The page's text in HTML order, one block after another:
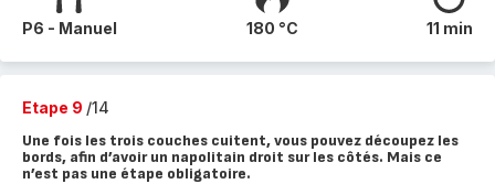
P6 - Manuel 180 °C 11 min
Etape 9 /14
Une fois les trois couches cuitent, vous pouvez découpez les
bords, afin d’avoir un napolitain droit sur les côtés. Mais ce
n’est pas une étape obligatoire.